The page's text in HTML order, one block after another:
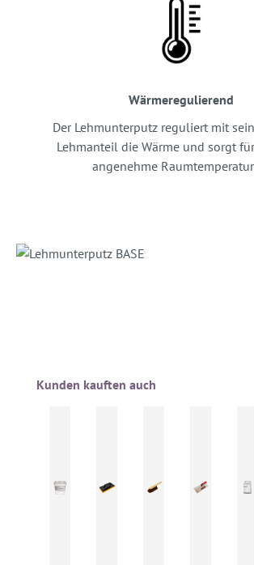
Wärmeregulierend
Der Lehmunterputz reguliert mit
Lehmanteil die Wärme und sorgt
angenehme
Produktgalerie überspringen
Kunden kauften auch